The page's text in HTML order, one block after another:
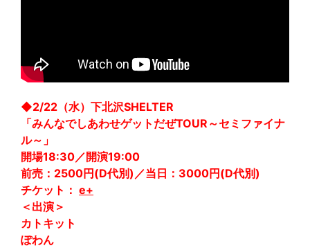
◆2/22（水）下北沢SHELTER
「みんなでしあわせゲットだぜTOUR～セミファイナ
ル～」
開場18:30／開演19:00
前売：2500円(D代別)／当日：3000円(D代別)
チケット： e+
＜出演＞
カトキット
ぽわん